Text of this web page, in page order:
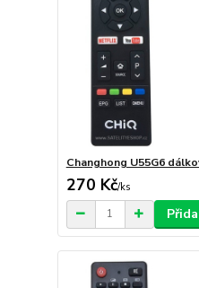
Changhong U55G6
270 Kč/ks